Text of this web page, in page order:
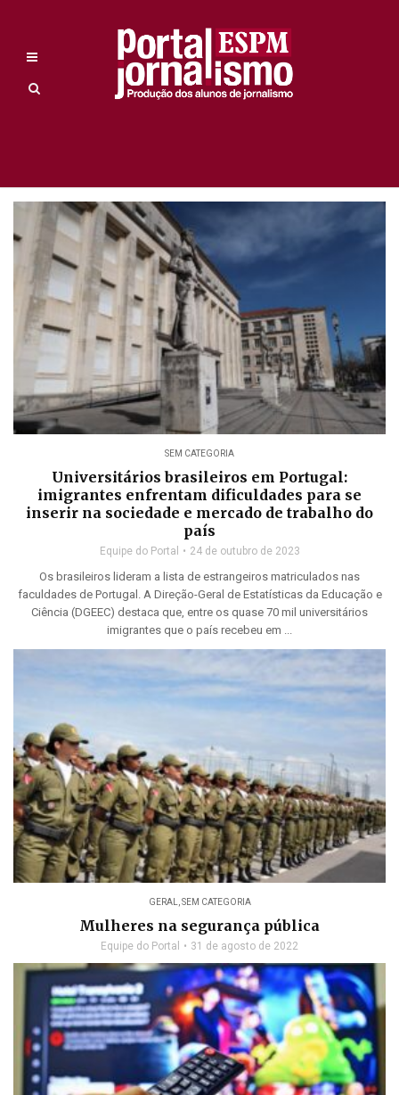
SEM CATEGORIA
Universitários brasileiros em Portugal:
imigrantes enfrentam dificuldades para se
inserir na sociedade e mercado de trabalho do
país
Equipe do Portal 24 de outubro de 2023
Os brasileiros lideram a lista de estrangeiros matriculados nas
faculdades de Portugal. A Direção-Geral de Estatísticas da Educação e
Ciência (DGEEC) destaca que, entre os quase 70 mil universitários
imigrantes que o país recebeu em ...
GERAL SEM CATEGORIA
Mulheres na segurança pública
Equipe do Portal 31 de agosto de 2022